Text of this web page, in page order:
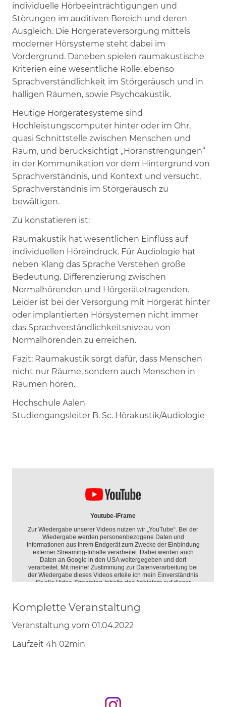
individuelle Hörbeeinträchtigungen und
Störungen im auditiven Bereich und deren
Ausgleich. Die Hörgeräteversorgung mittels
moderner Hörsysteme steht dabei im
Vordergrund. Daneben spielen raumakustische
Kriterien eine wesentliche Rolle, ebenso
Sprachverständlichkeit im Störgeräusch und in
halligen Räumen, sowie Psychoakustik.
Heutige Hörgerätesysteme sind
Hochleistungscomputer hinter oder im Ohr,
quasi Schnittstelle zwischen Menschen und
Raum, und berücksichtigt „Höranstrengungen“
in der Kommunikation vor dem Hintergrund von
Sprachverständnis, und Kontext und versucht,
Sprachverständnis im Störgeräusch zu
bewältigen.
Zu konstatieren ist:
Raumakustik hat wesentlichen Einfluss auf
individuellen Höreindruck. Für Audiologie hat
neben Klang das Sprache Verstehen große
Bedeutung. Differenzierung zwischen
Normalhörenden und Hörgerätetragenden.
Leider ist bei der Versorgung mit Hörgerät hinter
oder implantierten Hörsystemen nicht immer
das Sprachverständlichkeitsniveau von
Normalhörenden zu erreichen.
Fazit: Raumakustik sorgt dafür, dass Menschen
nicht nur Räume, sondern auch Menschen in
Räumen hören.
Hochschule Aalen
Studiengangsleiter B. Sc. Hörakustik/Audiologie
Komplette Veranstaltung
Veranstaltung vom 01.04.2022
Laufzeit 4h 02min